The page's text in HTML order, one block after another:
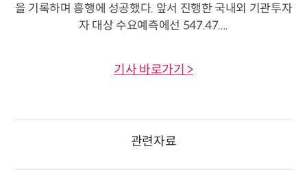
을 기록하며 흥행에 성공했다. 앞서 진행한 국내외 기관투자
자 대상 수요예측에선 547.47....
기사 바로가기 >
관련자료